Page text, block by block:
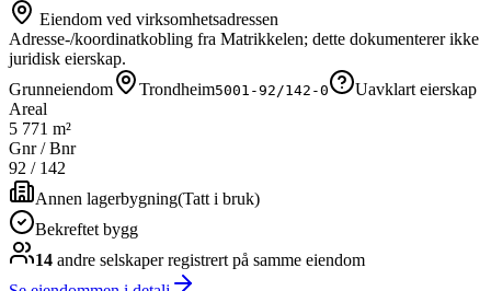
Eiendom ved virksomhetsadressen
Adresse-/koordinatkobling fra Matrikkelen; dette dokumenterer ikke
juridisk eierskap.
Grunneiendom
Trondheim5001-92/142-0
Uavklart eierskap
Areal
5 771 m²
Gnr / Bnr
92 / 142
Annen lagerbygning(Tatt i bruk)
Bekreftet bygg
14 andre selskaperregistrert på samme eiendom